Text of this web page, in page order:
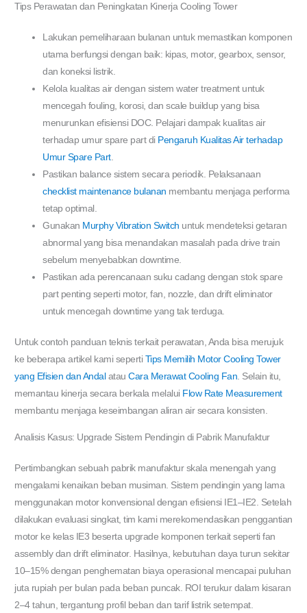
Tips Perawatan dan Peningkatan Kinerja Cooling Tower
Lakukan pemeliharaan bulanan untuk memastikan komponen
utama berfungsi dengan baik: kipas, motor, gearbox, sensor,
dan koneksi listrik.
Kelola kualitas air dengan sistem water treatment untuk
mencegah fouling, korosi, dan scale buildup yang bisa
menurunkan efisiensi DOC. Pelajari dampak kualitas air
terhadap umur spare part di Pengaruh Kualitas Air terhadap
Umur Spare Part.
Pastikan balance sistem secara periodik. Pelaksanaan
checklist maintenance bulanan membantu menjaga performa
tetap optimal.
Gunakan Murphy Vibration Switch untuk mendeteksi getaran
abnormal yang bisa menandakan masalah pada drive train
sebelum menyebabkan downtime.
Pastikan ada perencanaan suku cadang dengan stok spare
part penting seperti motor, fan, nozzle, dan drift eliminator
untuk mencegah downtime yang tak terduga.
Untuk contoh panduan teknis terkait perawatan, Anda bisa merujuk
ke beberapa artikel kami seperti Tips Memilih Motor Cooling Tower
yang Efisien dan Andal atauCara Merawat Cooling Fan. Selain itu,
memantau kinerja secara berkala melalui Flow Rate Measurement
membantu menjaga keseimbangan aliran air secara konsisten.
Analisis Kasus: Upgrade Sistem Pendingin di Pabrik Manufaktur
Pertimbangkan sebuah pabrik manufaktur skala menengah yang
mengalami kenaikan beban musiman. Sistem pendingin yang lama
menggunakan motor konvensional dengan efisiensi IE1–IE2. Setelah
dilakukan evaluasi singkat, tim kami merekomendasikan penggantian
motor ke kelas IE3 beserta upgrade komponen terkait seperti fan
assembly dan drift eliminator. Hasilnya, kebutuhan daya turun sekitar
10–15% dengan penghematan biaya operasional mencapai puluhan
juta rupiah per bulan pada beban puncak. ROI terukur dalam kisaran
2–4 tahun, tergantung profil beban dan tarif listrik setempat.